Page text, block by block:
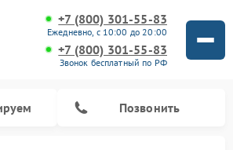
+7 (800) 301-55-83
Ежедневно, с 10:00 до 20:00
+7 (800) 301-55-83
Звонок бесплатный по РФ
Позвонить